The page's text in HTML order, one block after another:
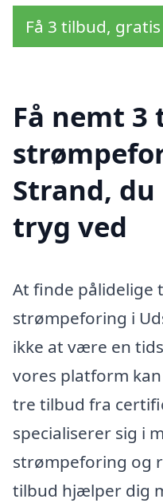
Få 3 tilbud,
Få nemt 3
Strand,
tryg ved
At finde pålidelige
strømpeforing i
ikke at være en
vores platform
tre tilbud fra
specialiserer sig i
strømpeforing og
tilbud hjælper dig